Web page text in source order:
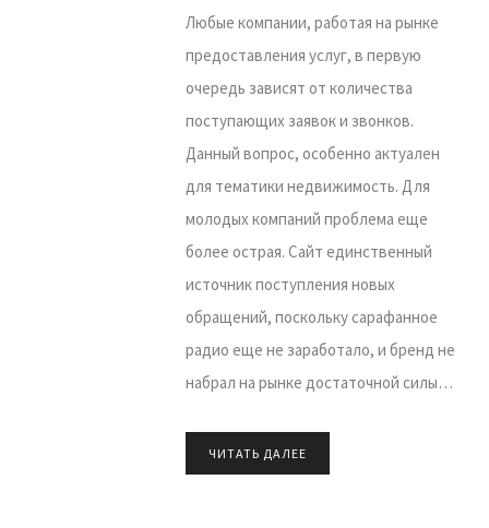
Любые компании, работая на рынке
предоставления услуг, в первую
очередь зависят от количества
поступающих заявок и звонков.
Данный вопрос, особенно актуален
для тематики недвижимость. Для
молодых компаний проблема еще
более острая. Сайт единственный
источник поступления новых
обращений, поскольку сарафанное
радио еще не заработало, и бренд не
набрал на рынке достаточной силы…
ЧИТАТЬ ДАЛЕЕ